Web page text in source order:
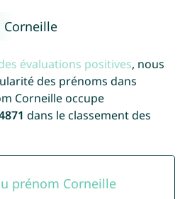
évaluations positives, nous
des prénoms dans
Corneille occupe
dans le classement des